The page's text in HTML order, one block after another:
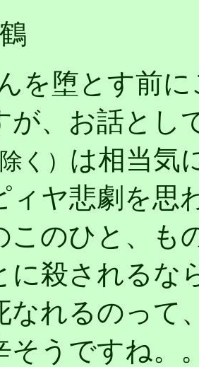
を堕とす前に
が、お話とし
く） は相当気
ィヤ悲劇を思
このひと、も
に殺されるな
なれるのって
そうですね。